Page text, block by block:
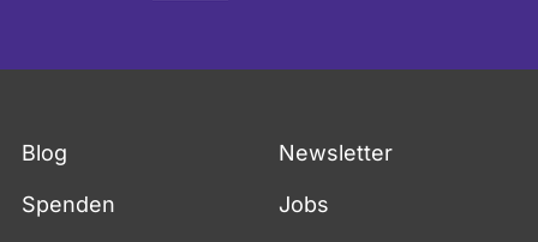
Blog Newsletter
Spenden Jobs